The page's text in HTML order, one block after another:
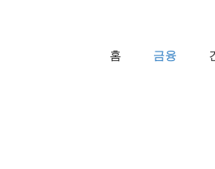
홈 금융